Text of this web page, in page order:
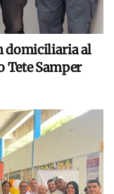
domiciliaria al
Tete Samper